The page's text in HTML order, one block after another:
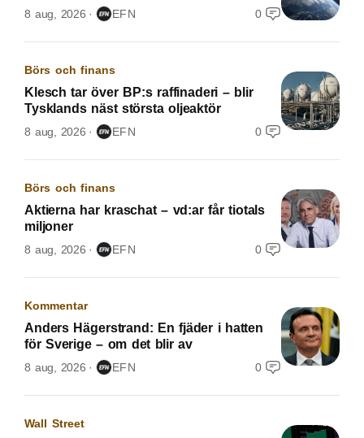
8 aug, 2026 EFN 0
Börs och finans
Klesch tar över BP:s raffinaderi – blir
Tysklands näst största oljeaktör
8 aug, 2026 EFN 0
Börs och finans
Aktierna har kraschat – vd:ar får tiotals
miljoner
8 aug, 2026 EFN 0
Kommentar
Anders Hägerstrand: En fjäder i hatten
för Sverige – om det blir av
8 aug, 2026 EFN 0
Wall Street